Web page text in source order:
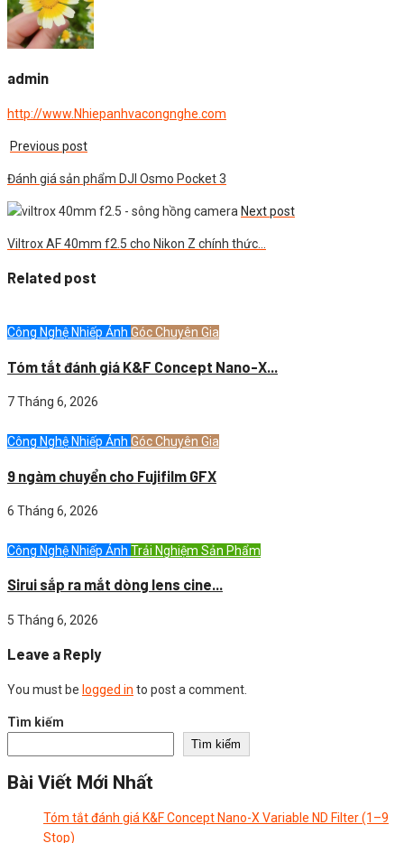
admin
http://www.Nhiepanhvacongnghe.com
Previous post
Đánh giá sản phẩm DJI Osmo Pocket 3
Next post
Viltrox AF 40mm f2.5 cho Nikon Z chính thức…
Related post
Công Nghệ Nhiếp Ảnh Góc Chuyên Gia
Tóm tắt đánh giá K&F Concept Nano-X...
7 Tháng 6, 2026
Công Nghệ Nhiếp Ảnh Góc Chuyên Gia
9 ngàm chuyển cho Fujifilm GFX
6 Tháng 6, 2026
Công Nghệ Nhiếp Ảnh Trải Nghiệm Sản Phẩm
Sirui sắp ra mắt dòng lens cine...
5 Tháng 6, 2026
Leave a Reply
You must be logged in to post a comment.
Tìm kiếm
Tìm kiếm
Bài Viết Mới Nhất
Tóm tắt đánh giá K&F Concept Nano-X Variable ND Filter (1–9
Stop)